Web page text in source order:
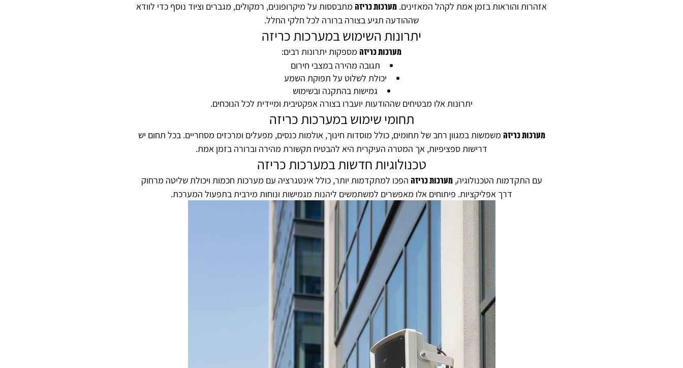
לקוחותינו
מאמרים
מן
התקשורת
צור קשר
אזהרות והוראות בזמן אמת לקהל המאזינים. מערכות כריזה מתבססות על מיקרופונים, רמקולים, מגברים וציוד נוסף כדי לוודא
שההודעה תגיע בצורה ברורה לכל חלקי החלל.
יתרונות השימוש במערכות כריזה
מערכות כריזה מספקות יתרונות רבים:
תגובה מהירה במצבי חירום
יכולת לשלוט על תפוקת השמע
גמישות בהתקנה ובשימוש
יתרונות אלו מבטיחים שההודעות יועברו בצורה אפקטיבית ומיידית לכל הנוכחים.
תחומי שימוש במערכות כריזה
מערכות כריזה משמשות במגוון רחב של תחומים, כולל מוסדות חינוך, אולמות כנסים, מפעלים ומרכזים מסחריים. בכל תחום יש
דרישות ספציפיות, אך המטרה העיקרית היא להבטיח תקשורת מהירה וברורה בזמן אמת.
טכנולוגיות חדשות במערכות כריזה
עם התקדמות הטכנולוגיה,מערכות כריזה הפכו למתקדמות יותר, כולל אינטגרציה עם מערכות חכמות ויכולת שליטה מרחוק
דרך אפליקציות. פיתוחים אלו מאפשרים למשתמשים ליהנות מגמישות ונוחות מירבית בתפעול המערכת.